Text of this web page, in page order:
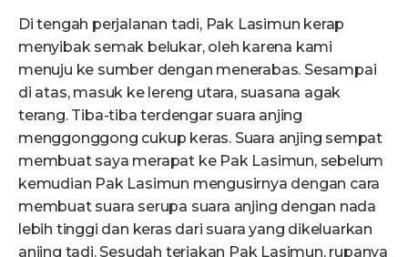
Di tengah perjalanan tadi, Pak Lasimun kerap
menyibak semak belukar, oleh karena kami
menuju ke sumber dengan menerabas. Sesampai
di atas, masuk ke lereng utara, suasana agak
terang. Tiba-tiba terdengar suara anjing
menggonggong cukup keras. Suara anjing sempat
membuat saya merapat ke Pak Lasimun, sebelum
kemudian Pak Lasimun mengusirnya dengan cara
membuat suara serupa suara anjing dengan nada
lebih tinggi dan keras dari suara yang dikeluarkan
anjing tadi. Sesudah teriakan Pak Lasimun, rupanya